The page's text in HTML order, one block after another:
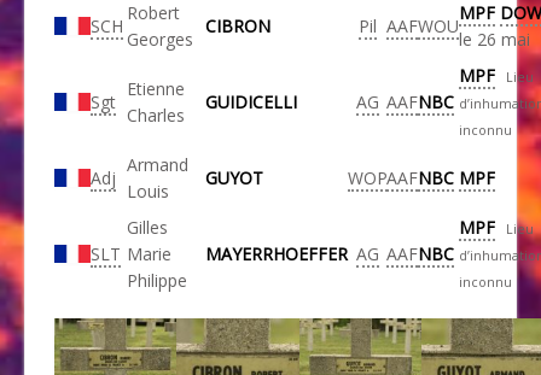
SCH
Robert
Georges
CIBRON Pil AAFWOU
MPF DOW
le 26 mai
Sgt
Etienne
Charles
GUIDICELLI AG AAFNBC
MPF Lieu
inconnu
Adj
Armand
Louis
GUYOT WOPAAFNBC MPF
SLT
Gilles
Marie
Philippe
MAYERRHOEFFER AG AAFNBC
MPF Lieu
inconnu